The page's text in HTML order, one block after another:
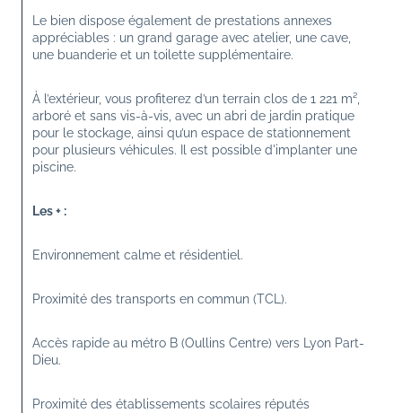
Le bien dispose également de prestations annexes
appréciables : un grand garage avec atelier, une cave,
une buanderie et un toilette supplémentaire.
À l’extérieur, vous profiterez d’un terrain clos de 1 221 m²,
arboré et sans vis-à-vis, avec un abri de jardin pratique
pour le stockage, ainsi qu’un espace de stationnement
pour plusieurs véhicules. Il est possible d'implanter une
piscine.
Les + :
Environnement calme et résidentiel.
Proximité des transports en commun (TCL).
Accès rapide au métro B (Oullins Centre) vers Lyon Part-
Dieu.
Proximité des établissements scolaires réputés